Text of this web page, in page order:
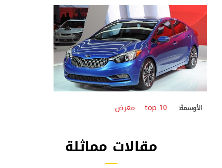
الأوسمة: top 10 معرض
مقالات مماثلة